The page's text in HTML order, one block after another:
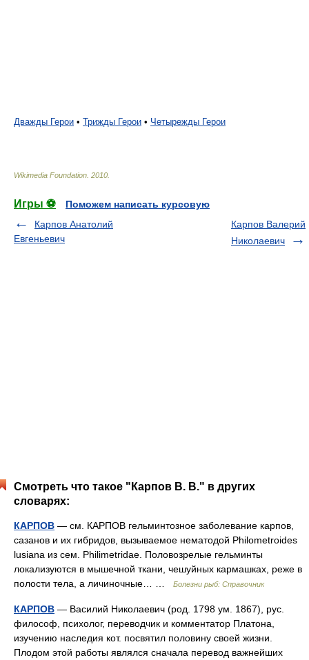
Дважды Герои • Трижды Герои • Четырежды Герои
Wikimedia Foundation 2010
Игры ⚽
Поможем написать курсовую
Карпов Анатолий
Евгеньевич
Карпов Валерий
Николаевич
Смотреть что такое "Карпов В. В." в других
словарях:
КАРПОВ — см. КАРПОВ гельминтозное заболевание карпов,
сазанов и их гибридов, вызываемое нематодой Philometroides
lusiana из сем. Philimetridae. Половозрелые гельминты
локализуются в мышечной ткани, чешуйных кармашках, реже в
полости тела, а личиночные… …
Болезни рыб: Справочник
КАРПОВ — Василий Николаевич (род. 1798 ум. 1867), рус.
философ, психолог, переводчик и комментатор Платона,
изучению наследия кот. посвятил половину своей жизни.
Плодом этой работы являлся сначала перевод важнейших